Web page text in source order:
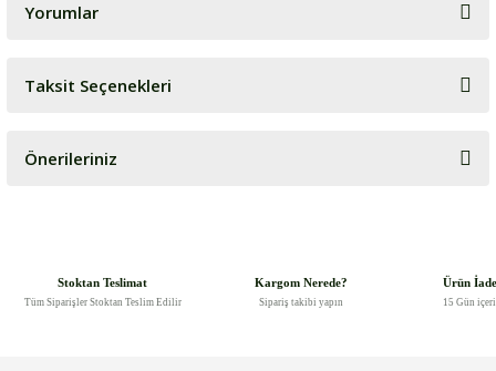
Yorumlar
Bu ürüne ilk yorumu siz yapın!
Taksit Seçenekleri
Önerileriniz
Stoktan Teslimat
Tüm Siparişler Stoktan Teslim Edilir
Kargom Nerede?
Sipariş takibi yapın
Ürün
15 Gün